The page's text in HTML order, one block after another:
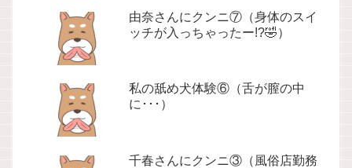
由奈さんにクンニ⑦（身体のスイ
ッチが入っちゃったー!?🤣）
私の舐め犬体験⑥（舌が膣の中
に･･･）
千春さんにクンニ③（風俗店勤務